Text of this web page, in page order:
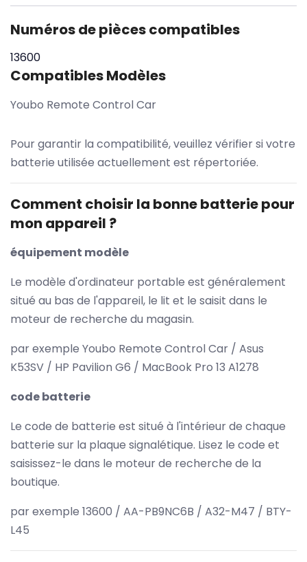
Numéros de pièces compatibles
13600
Compatibles Modèles
Youbo Remote Control Car
Pour garantir la compatibilité, veuillez vérifier si votre
batterie utilisée actuellement est répertoriée.
Comment choisir la bonne batterie pour
mon appareil ?
équipement modèle
Le modèle d'ordinateur portable est généralement
situé au bas de l'appareil, le lit et le saisit dans le
moteur de recherche du magasin.
par exemple Youbo Remote Control Car / Asus
K53SV / HP Pavilion G6 / MacBook Pro 13 A1278
code batterie
Le code de batterie est situé à l'intérieur de chaque
batterie sur la plaque signalétique. Lisez le code et
saisissez-le dans le moteur de recherche de la
boutique.
par exemple 13600 / AA-PB9NC6B / A32-M47 / BTY-
L45